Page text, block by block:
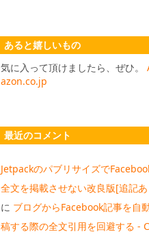
あると嬉しいもの
気に入って頂けましたら、ぜひ。
azon.co.jp
最近のコメント
Jetpackのパブリサイズで
全文を掲載させない改良版[追記
に ブログからFacebook記事を自
稿する際の全文引用を回避する -